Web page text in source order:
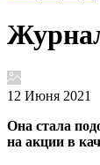
12 Июня 2021
Она стала
на акции в